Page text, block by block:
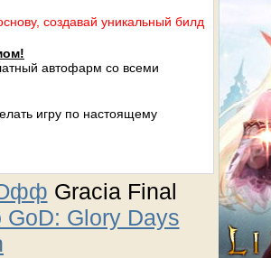
создавай уникальный билд
автофарм со всеми
игру по настоящему
Gracia Final
Glory Days